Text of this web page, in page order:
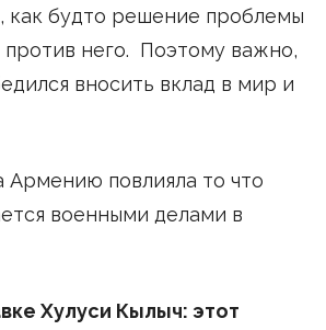
как будто решение проблемы
против него. Поэтому важно,
вносить вклад в мир и
Армению повлияла то что
военными делами в
Хулуси Кылыч: этот